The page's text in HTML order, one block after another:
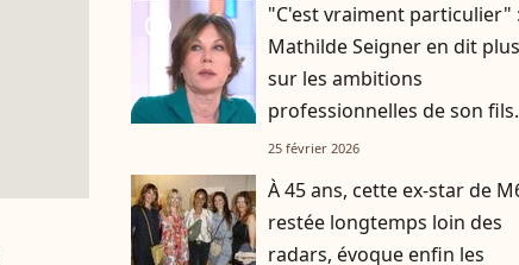
player2
"C'est vraiment particulier" :
Mathilde Seigner en dit plus
sur les ambitions
professionnelles de son fils
Louis, 18 ans
25 février 2026
À 45 ans, cette ex-star de
restée longtemps loin des
radars, évoque enfin les